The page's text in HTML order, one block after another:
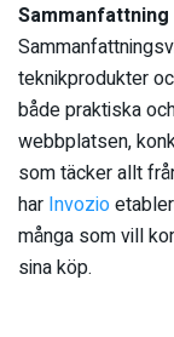
Sammanfattning
teknikprodukter
både praktiska
webbplatsen,
som täcker allt
har Invozio
många som vill
sina köp.